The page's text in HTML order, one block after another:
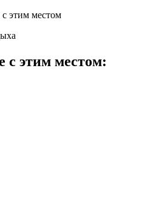
этим местом
с этим местом: